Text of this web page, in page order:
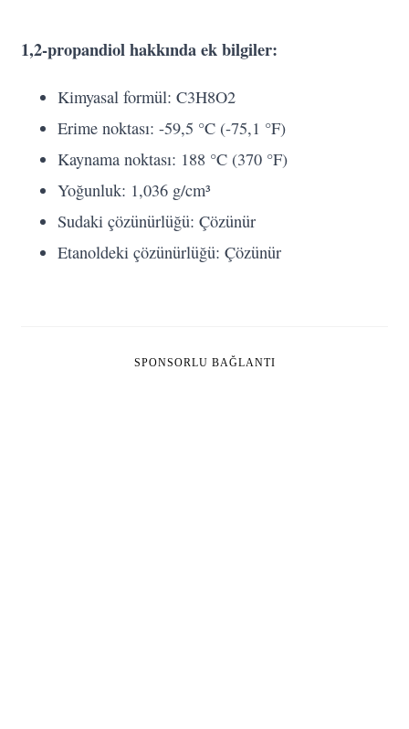
1,2-propandiol hakkında ek bilgiler:
Kimyasal formül: C3H8O2
Erime noktası: -59,5 °C (-75,1 °F)
Kaynama noktası: 188 °C (370 °F)
Yoğunluk: 1,036 g/cm³
Sudaki çözünürlüğü: Çözünür
Etanoldeki çözünürlüğü: Çözünür
SPONSORLU BAĞLANTI